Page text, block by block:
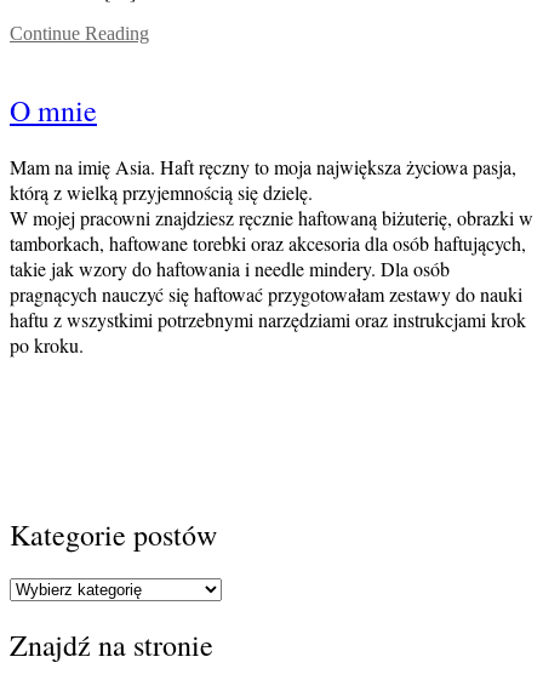
Continue Reading
O mnie
Mam na imię Asia. Haft ręczny to moja największa życiowa pasja,
którą z wielką przyjemnością się dzielę.
W mojej pracowni znajdziesz ręcznie haftowaną biżuterię, obrazki w
tamborkach, haftowane torebki oraz akcesoria dla osób haftujących,
takie jak wzory do haftowania i needle mindery. Dla osób
pragnących nauczyć się haftować przygotowałam zestawy do nauki
haftu z wszystkimi potrzebnymi narzędziami oraz instrukcjami krok
po kroku.
Kategorie postów
Kategorie
Znajdź na stronie